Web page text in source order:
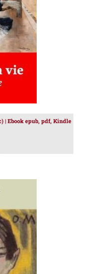
| Ebook epub, pdf, Kindle